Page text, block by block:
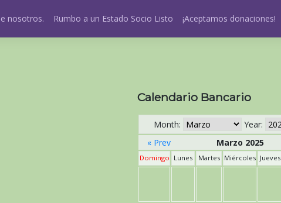
nosotros. Rumbo a un Estado Socio Listo ¡Aceptamos donaciones!
Calendario Bancario
Month:
Year:
« Prev
Marzo 2025
Domingo Lunes Martes Miércoles Jueves